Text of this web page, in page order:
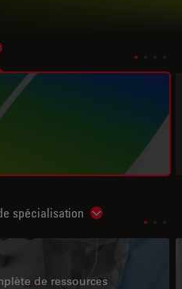
subnavigation
spécialisation Show
de ressources